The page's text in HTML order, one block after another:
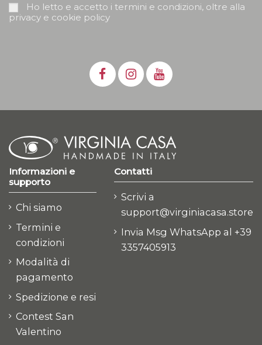
Ho letto e accetto i termini e condizioni, oltre alla
privacy e cookie policy
Informazioni e
supporto
Chi siamo
Termini e
condizioni
Modalità di
pagamento
Spedizione e resi
Contest San
Valentino
Contatti
Scrivi a
support@virginiacasa.store
Invia Msg WhatsApp al +39
3357405913